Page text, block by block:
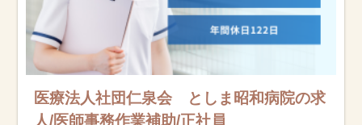
就職サポート
人材をお探しの医療機関・企業様
運営会社
医療法人社団仁泉会 としま昭和病院の求
人/医師事務作業補助/正社員